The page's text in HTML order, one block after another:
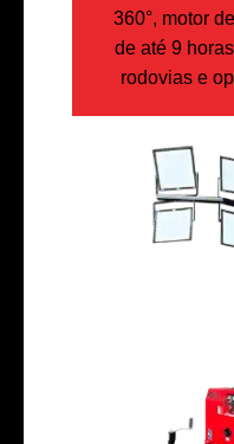
360°, motor
de até 9
rodovias e